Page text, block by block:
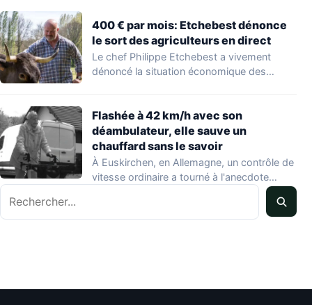
400 € par mois: Etchebest dénonce
le sort des agriculteurs en direct
Le chef Philippe Etchebest a vivement
dénoncé la situation économique des
Flashée à 42 km/h avec son
déambulateur, elle sauve un
chauffard sans le savoir
À Euskirchen, en Allemagne, un contrôle de
vitesse ordinaire a tourné à l'anecdote
Rechercher